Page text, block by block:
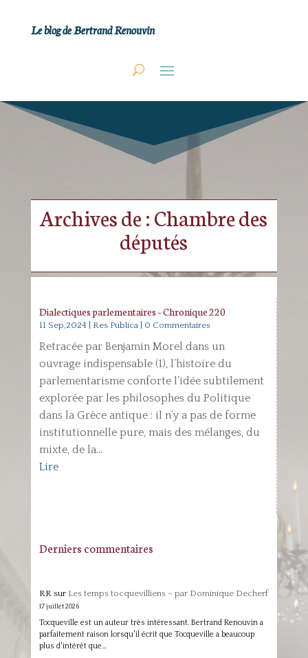
Le blog de Bertrand Renouvin
Archives de : Chambre des
députés
Dialectiques parlementaires – Chronique 220
11 Sep,2024 Res Publica| 0 Commentaires
Retracée par Benjamin Morel dans un
ouvrage indispensable (1), l’histoire du
parlementarisme conforte l’idée subtilement
explorée par les philosophes du Politique
dans la Grèce antique : il n’y a pas de forme
institutionnelle pure, mais des mélanges, du
mixte, de la...
Lire
Derniers commentaires
RRsur Les temps tocquevilliens – par Dominique Decherf
17 juillet 2026
Tocqueville est un auteur très intéressant. Bertrand Renouvin a
parfaitement raison lorsqu'il écrit que Tocqueville a beaucoup
plus d'intérêt que…